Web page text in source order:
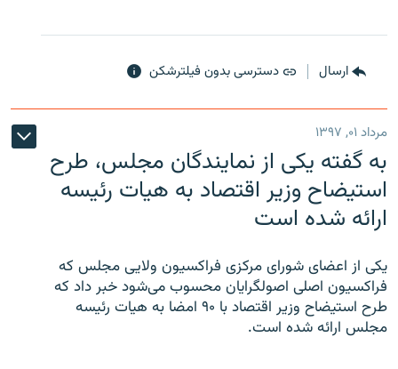
ارسال دسترسی بدون فیلترشکن
مرداد ۰۱, ۱۳۹۷
به گفته یکی از نمایندگان مجلس، طرح
استیضاح وزیر اقتصاد به هیات رئیسه
ارائه شده است
یکی از اعضای شورای مرکزی فراکسیون ولایی مجلس که
فراکسیون اصلی اصولگرایان محسوب می‌شود خبر داد که
طرح استیضاح وزیر اقتصاد با ۹۰ امضا به هیات رئیسه
مجلس ارائه شده است.